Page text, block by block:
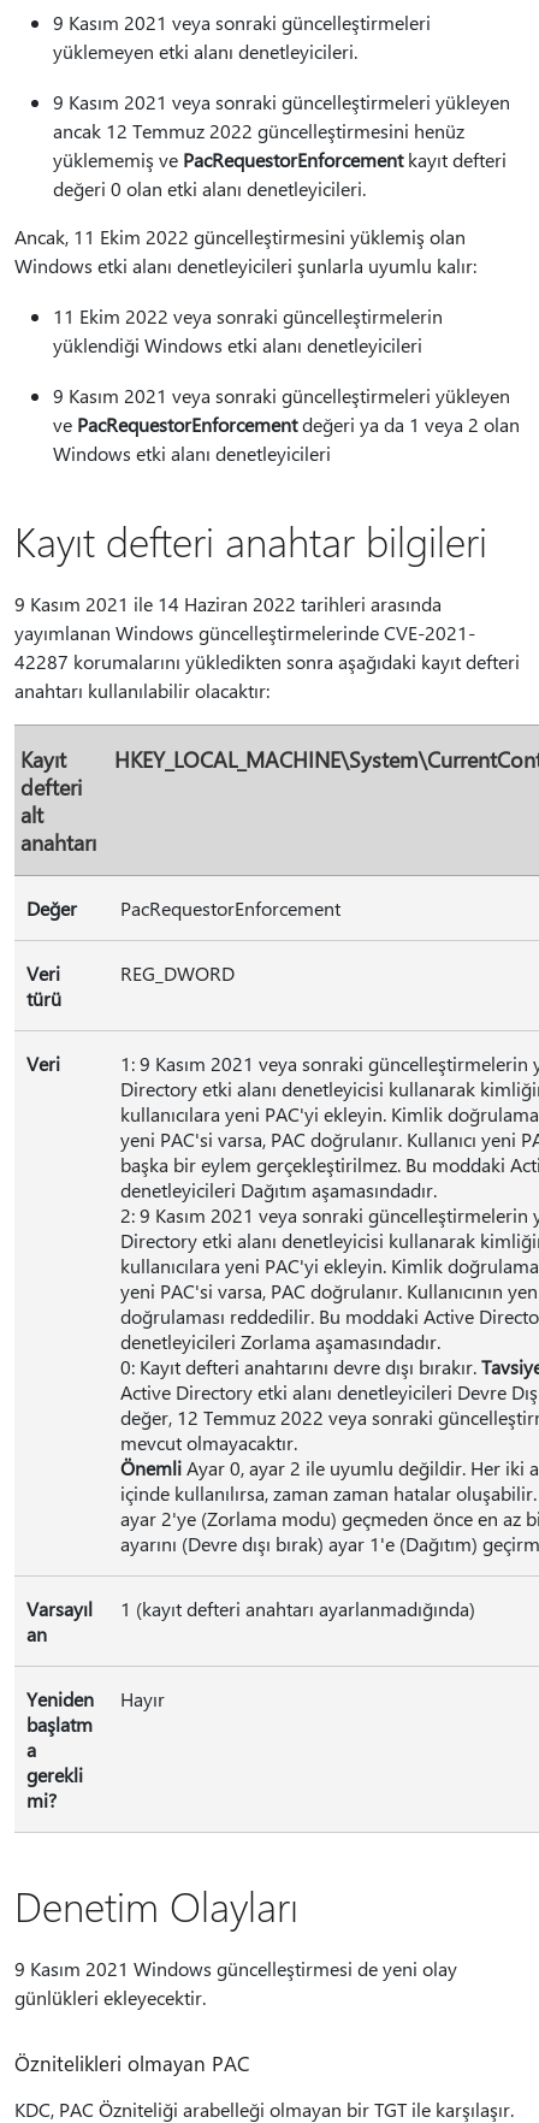
9 Kasım 2021 veya sonraki güncelleştirmeleri
yüklemeyen etki alanı denetleyicileri.
9 Kasım 2021 veya sonraki güncelleştirmeleri yükleyen
ancak 12 Temmuz 2022 güncelleştirmesini henüz
yüklememiş ve PacRequestorEnforcementkayıt defteri
değeri 0 olan etki alanı denetleyicileri.
Ancak, 11 Ekim 2022 güncelleştirmesini yüklemiş olan
Windows etki alanı denetleyicileri şunlarla uyumlu kalır:
11 Ekim 2022 veya sonraki güncelleştirmelerin
yüklendiği Windows etki alanı denetleyicileri
9 Kasım 2021 veya sonraki güncelleştirmeleri yükleyen
ve PacRequestorEnforcementdeğeri ya da 1 veya 2 olan
Windows etki alanı denetleyicileri
Kayıt defteri anahtar bilgileri
9 Kasım 2021 ile 14 Haziran 2022 tarihleri arasında
yayımlanan Windows güncelleştirmelerinde CVE-2021-
42287 korumalarını yükledikten sonra aşağıdaki kayıt defteri
anahtarı kullanılabilir olacaktır:
Kayıt
defteri
alt
anahtarı
Değer PacRequestorEnforcement
Veri
türü
REG_DWORD
Veri
1: 9 Kasım 2021 veya sonraki
Directory etki alanı denetleyicisi kullanarak
kullanıcılara yeni PAC'yi ekleyin. Kimlik doğrulama
yeni PAC'si varsa, PAC doğrulanır. Kullanıcı yeni
başka bir eylem gerçekleştirilmez. Bu moddaki
denetleyicileri Dağıtım aşamasındadır.
2: 9 Kasım 2021 veya sonraki
Directory etki alanı denetleyicisi kullanarak
kullanıcılara yeni PAC'yi ekleyin. Kimlik doğrulama
yeni PAC'si varsa, PAC doğrulanır. Kullanıcının
doğrulaması reddedilir. Bu moddaki Active
denetleyicileri Zorlama aşamasındadır.
0: Kayıt defteri anahtarını devre dışı bırakır.
Active Directory etki alanı denetleyicileri Devre
değer, 12 Temmuz 2022 veya sonraki
mevcut olmayacaktır.
ÖnemliAyar 0, ayar 2 ile uyumlu değildir. Her iki
içinde kullanılırsa, zaman zaman hatalar
ayar 2'ye (Zorlama modu) geçmeden önce en az
ayarını (Devre dışı bırak) ayar 1'e (Dağıtım)
Varsayıl
an
1 (kayıt defteri anahtarı ayarlanmadığında)
Yeniden
başlatm
a
gerekli
mi?
Hayır
Denetim Olayları
9 Kasım 2021 Windows güncelleştirmesi de yeni olay
günlükleri ekleyecektir.
Öznitelikleri olmayan PAC
KDC, PAC Özniteliği arabelleği olmayan bir TGT ile karşılaşır.